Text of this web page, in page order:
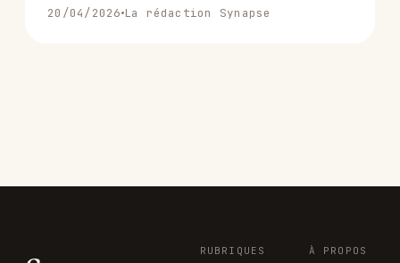
20/04/2026 La rédaction Synapse
RUBRIQUES À PROPOS